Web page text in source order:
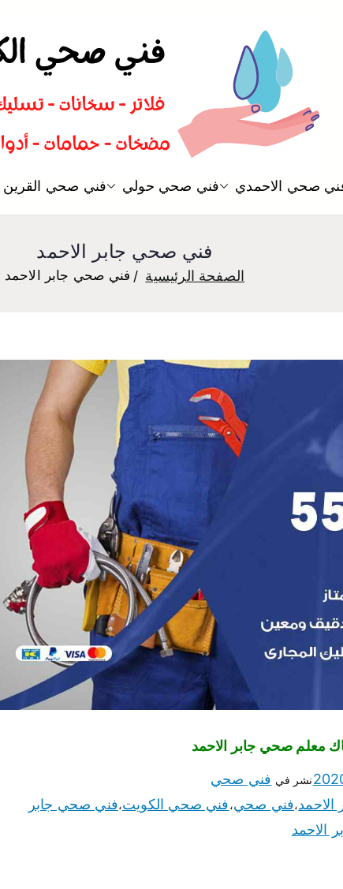
سباك صحي تسليك صحي الاحمدي فني صحي حولي فني صحي القرين
فني صحي جابر الاحمد
الصفحة الرئيسية فني صحي جابر الاحمد
نشر في فني صحي
،فني صحي،فني صحي الكويت،فني صحي جابر
الاحمد